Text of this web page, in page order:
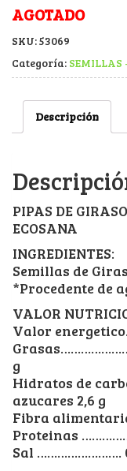
AGOTADO
SKU:53069
Categoría: SEMILLAS
Descripción
PIPAS DE
ECOSANA
INGREDIENTES:
Semillas de
*Procedente de
VALOR
Valor
g
Hidratos de
azucares 2,6 g
Fibra
Proteinas
Sal …………………….